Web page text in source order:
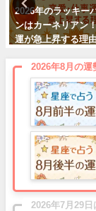
ワーストー
恋愛・仕事
四
の
2026年8月の運
2026年7月29日